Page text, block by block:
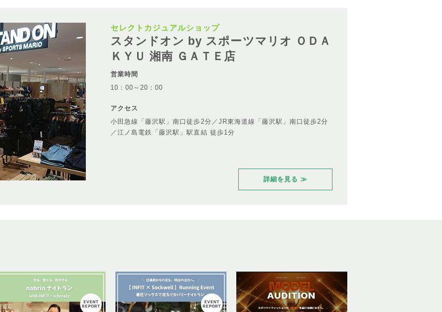
セレクトカジュアルショップ
スタンドオン by スポーツマリオ ＯＤＡ
ＫＹＵ 湘南 ＧＡＴＥ店
営業時間
10：00～20：00
アクセス
小田急線「藤沢駅」南口徒歩2分／JR東海道線「藤沢駅」南口徒歩2分
／江ノ島電鉄「藤沢駅」駅直結 徒歩1分
詳細を見る ≫